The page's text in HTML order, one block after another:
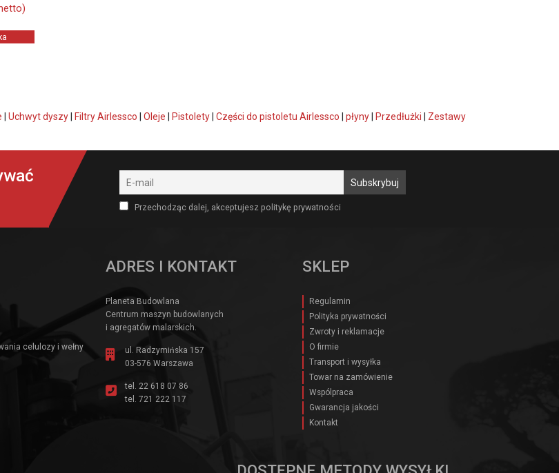
Uchwyt dyszy Filtry Airlessco Oleje Pistolety Części do pistoletu Airlessco płyny Przedłużki
Zestawy
Przechodząc dalej, akceptujesz politykę prywatności
celulozy i wełny
ADRES I KONTAKT
Planeta Budowlana
Centrum maszyn budowlanych
i agregatów malarskich.
ul. Radzymińska 157
03-576 Warszawa
tel. 22 618 07 86
tel. 721 222 117
SKLEP
Regulamin
Polityka prywatności
Zwroty i reklamacje
O firmie
Transport i wysyłka
Towar na zamówienie
Wspólpraca
Gwarancja jakości
Kontakt